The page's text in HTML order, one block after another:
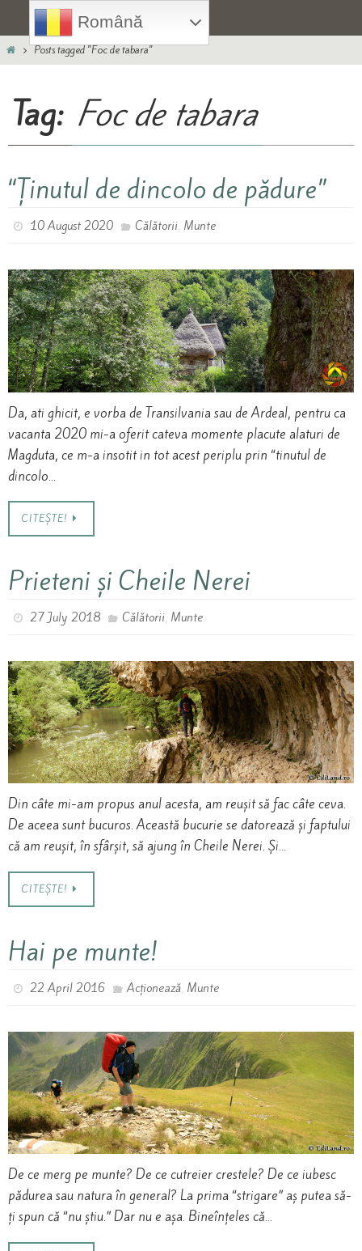
content
HomePosts tagged "Foc de tabara"
Tag: Foc de tabara
“Ținutul de dincolo de pădure”
10 August 2020 Călătorii, Munte
Da, ati ghicit, e vorba de Transilvania sau de Ardeal, pentru ca
vacanta 2020 mi-a oferit cateva momente placute alaturi de
Magduta, ce m-a insotit in tot acest periplu prin “tinutul de
dincolo…
CITEȘTE!
Prieteni și Cheile Nerei
27 July 2018 Călătorii, Munte
Din câte mi-am propus anul acesta, am reușit să fac câte ceva.
De aceea sunt bucuros. Această bucurie se datorează și faptului
că am reușit, în sfârșit, să ajung în Cheile Nerei. Și…
CITEȘTE!
Hai pe munte!
22 April 2016 Acționează, Munte
De ce merg pe munte? De ce cutreier crestele? De ce iubesc
pădurea sau natura în general? La prima “strigare” aș putea să-
ți spun că “nu știu.” Dar nu e așa. Bineînțeles că…
Română